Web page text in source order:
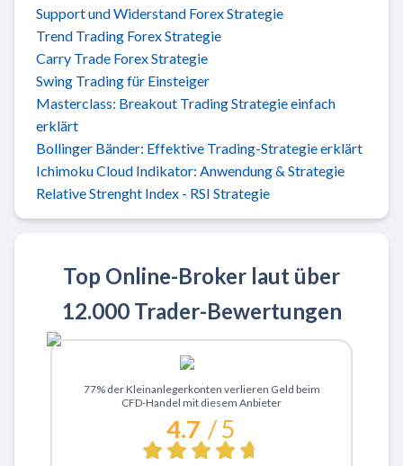
Support und Widerstand Forex Strategie
Trend Trading Forex Strategie
Carry Trade Forex Strategie
Swing Trading für Einsteiger
Masterclass: Breakout Trading Strategie einfach
erklärt
Bollinger Bänder: Effektive Trading-Strategie erklärt
Ichimoku Cloud Indikator: Anwendung & Strategie
Relative Strenght Index - RSI Strategie
Top Online-Broker laut über
12.000 Trader-Bewertungen
Zu XTB
77% der Kleinanlegerkonten verlieren Geld beim
CFD-Handel mit diesem Anbieter
4.7 / 5